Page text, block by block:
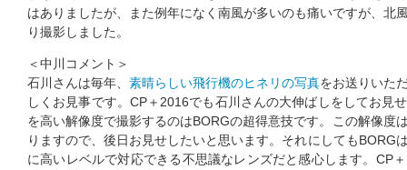
はありましたが、また例年になく南風が多いのも痛いですが、北
り撮影しました。
＜中川コメント＞
石川さんは毎年、 素晴らしい飛行機のヒネリの写真をお送りいた
しくお見事です。CP＋2016でも石川さんの大伸ばしをしてお見
を高い解像度で撮影するのはBORGの超得意技です。この解像度
りますので、後日お見せしたいと思います。それにしてもBORG
に高いレベルで対応できる不思議なレンズだと感心します。CP